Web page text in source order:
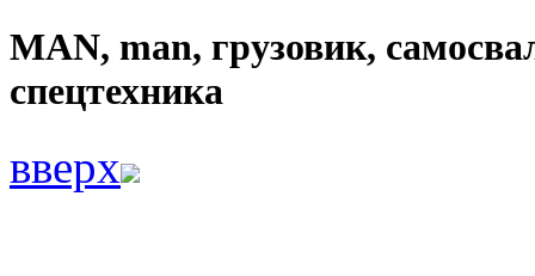
MAN, man, грузовик,
спецтехника
вверх